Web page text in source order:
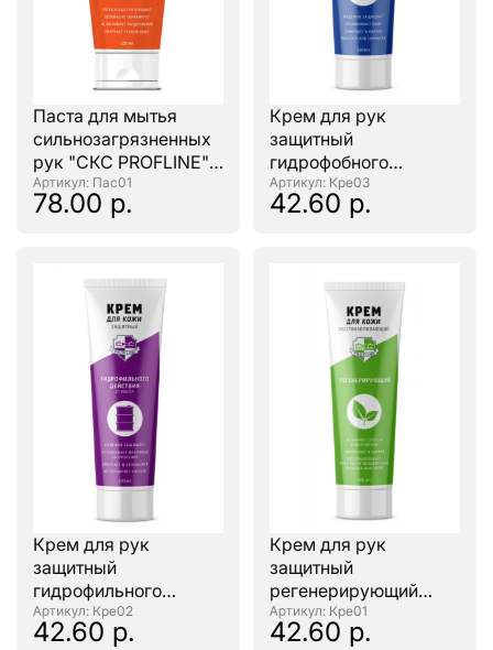
Паста для мытья
сильнозагрязненных
рук "СКС PROFLINE"
туба 200мл.
: Пас01
78.00 р.
Крем для рук
защитный
гидрофобного
действия "CKC
PROFLINE" 100мл.
: Кре03
42.60 р.
Крем для рук
защитный
гидрофильного
действия "CKC
PROFLINE" 100мл.
: Кре02
42.60 р.
Крем для рук
защитный
регенерирующий
"CKC PROFLINE"
100мл.
: Кре01
42.60 р.